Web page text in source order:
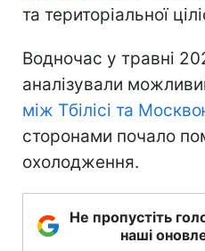
та територіальної
Водночас у травні
аналізували
між Тбілісі та
сторонами почало
охолодження.
Не пропустіть
наші